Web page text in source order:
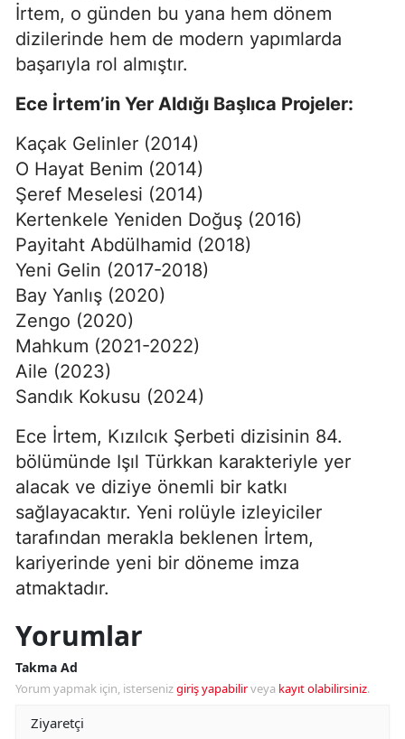
İrtem, o günden bu yana hem dönem
dizilerinde hem de modern yapımlarda
başarıyla rol almıştır.
Ece İrtem’in Yer Aldığı Başlıca Projeler:
Kaçak Gelinler (2014)
O Hayat Benim (2014)
Şeref Meselesi (2014)
Kertenkele Yeniden Doğuş (2016)
Payitaht Abdülhamid (2018)
Yeni Gelin (2017-2018)
Bay Yanlış (2020)
Zengo (2020)
Mahkum (2021-2022)
Aile (2023)
Sandık Kokusu (2024)
Ece İrtem, Kızılcık Şerbeti dizisinin 84.
bölümünde Işıl Türkkan karakteriyle yer
alacak ve diziye önemli bir katkı
sağlayacaktır. Yeni rolüyle izleyiciler
tarafından merakla beklenen İrtem,
kariyerinde yeni bir döneme imza
atmaktadır.
Yorumlar
Takma Ad
Yorum yapmak için, istersenizgiriş yapabilirveya kayıt olabilirsiniz.